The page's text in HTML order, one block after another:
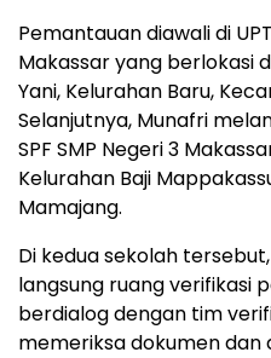
Pemantauan diawali di
Makassar yang berlokasi
Yani, Kelurahan Baru,
Selanjutnya, Munafri
SPF SMP Negeri 3
Kelurahan Baji
Mamajang.
Di kedua sekolah
langsung ruang verifikasi
berdialog dengan tim
memeriksa dokumen